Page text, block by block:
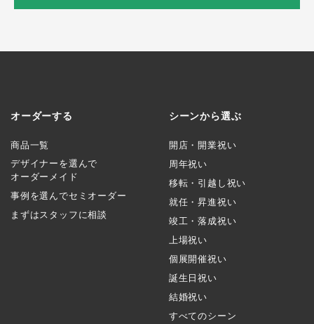
オーダーする
商品一覧
デザイナーを選んで
オーダーメイド
事例を選んでセミオーダー
まずはスタッフに相談
シーンから選ぶ
開店・開業祝い
周年祝い
移転・引越し祝い
就任・昇進祝い
竣工・落成祝い
上場祝い
個展開催祝い
誕生日祝い
結婚祝い
すべてのシーン